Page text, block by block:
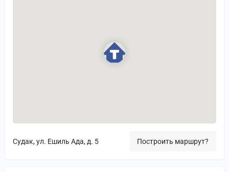
Судак, ул. Ешиль Ада, д. 5 Построить маршрут?